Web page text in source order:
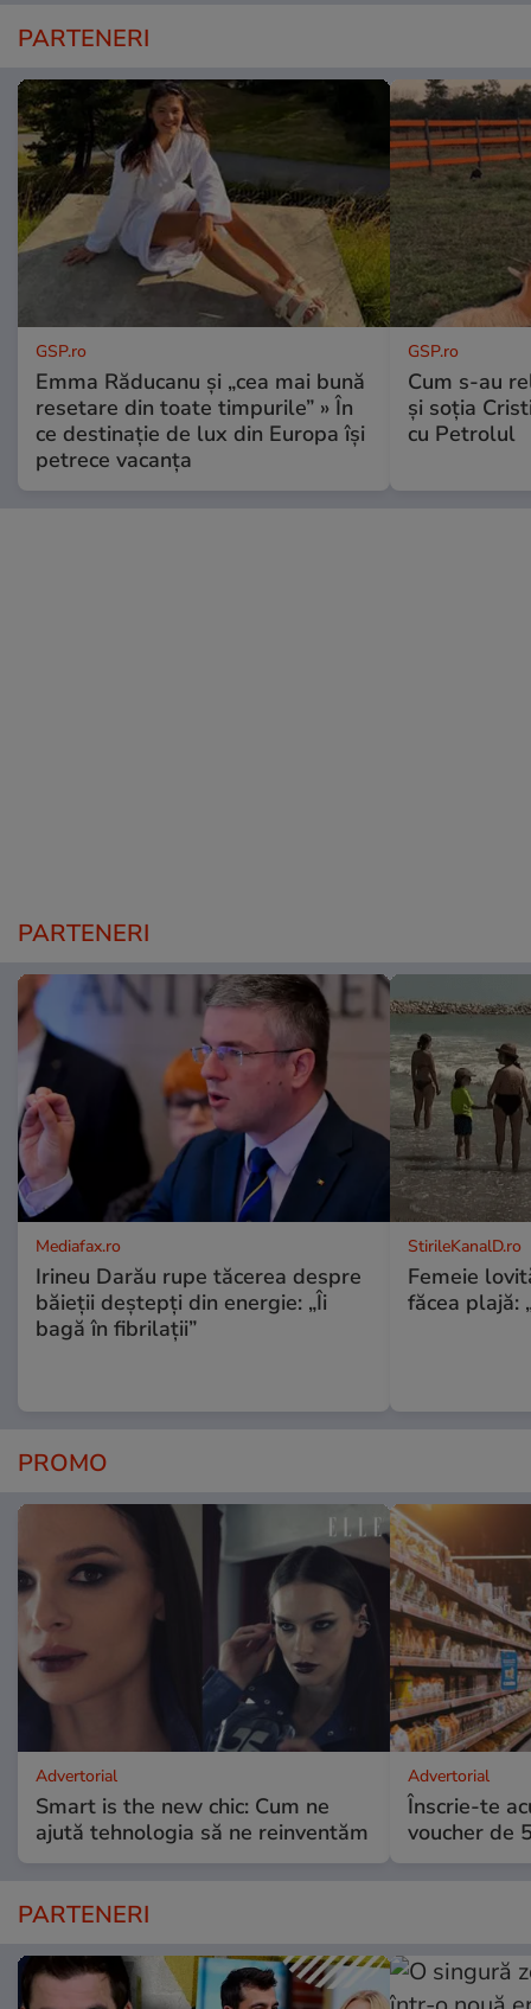
PARTENERI
GSP.ro
Emma Răducanu și „cea mai bună
resetare din toate timpurile” » În
ce destinație de lux din Europa își
petrece vacanța
GSP.ro
Cum s-au
și soția
cu Petrolul
PARTENERI
Mediafax.ro
Irineu Darău rupe tăcerea despre
băieții deștepți din energie: „Îi
bagă în fibrilații”
StirileKanalD.ro
Femeie
făcea plajă:
PROMO
Advertorial
Smart is the new chic: Cum ne
ajută tehnologia să ne reinventăm
Advertorial
Înscrie-te
voucher de
PARTENERI